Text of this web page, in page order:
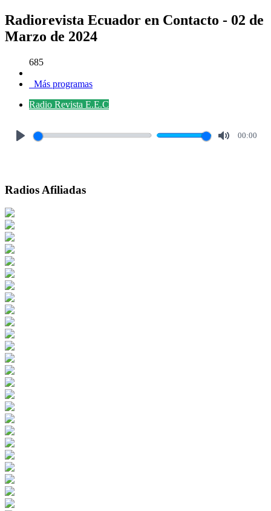
Radiorevista Ecuador en Contacto - 02 de
Marzo de 2024
685
Más programas
Radio Revista E.E.C
00:00
Radios Afiliadas